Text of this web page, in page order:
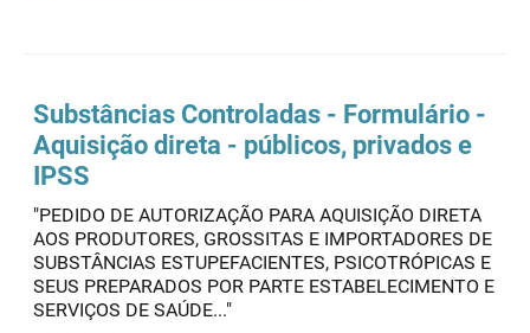
Substâncias Controladas - Formulário -
Aquisição direta - públicos, privados e
IPSS
"PEDIDO DE AUTORIZAÇÃO PARA AQUISIÇÃO DIRETA
AOS PRODUTORES, GROSSITAS E IMPORTADORES DE
SUBSTÂNCIAS ESTUPEFACIENTES, PSICOTRÓPICAS E
SEUS PREPARADOS POR PARTE ESTABELECIMENTO E
SERVIÇOS DE SAÚDE..."